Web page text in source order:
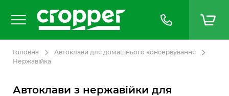
Головна
Автоклави для домашнього консервування
Нержавійка
Автоклави з нержавійки для